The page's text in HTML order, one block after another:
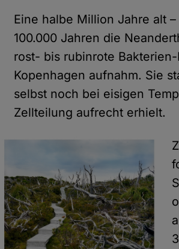
Eine halbe Million Jahre alt
100.000 Jahren die
rost- bis rubinrote
Kopenhagen aufnahm. Sie
selbst noch bei eisigen
Zellteilung aufrecht erhielt.